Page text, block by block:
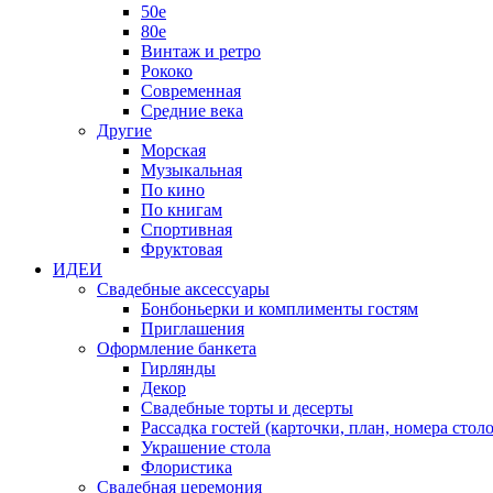
50е
80е
Винтаж и ретро
Рококо
Современная
Средние века
Другие
Морская
Музыкальная
По кино
По книгам
Спортивная
Фруктовая
ИДЕИ
Свадебные аксессуары
Бонбоньерки и комплименты гостям
Приглашения
Оформление банкета
Гирлянды
Декор
Свадебные торты и десерты
Рассадка гостей (карточки, план, номера
Украшение стола
Флористика
Свадебная церемония